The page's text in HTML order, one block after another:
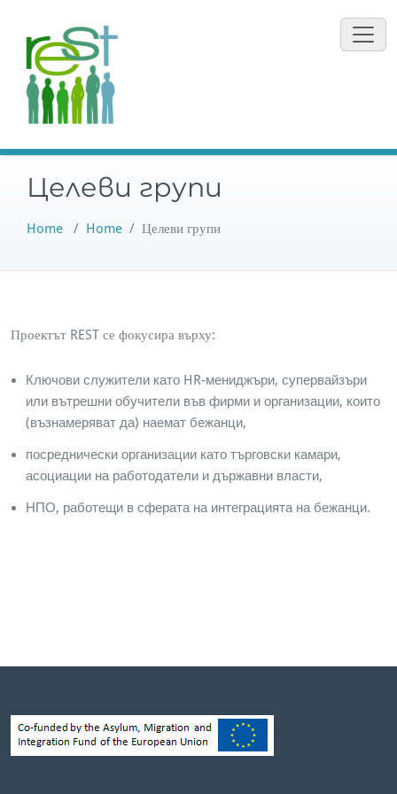
content
Целеви групи
Home / Home / Целеви групи
Проектът REST се фокусира върху:
Ключови служители като HR-мениджъри, супервайзъри
или вътрешни обучители във фирми и организации, които
(възнамеряват да) наемат бежанци,
посреднически организации като търговски камари,
асоциации на работодатели и държавни власти,
НПО, работещи в сферата на интеграцията на бежанци.